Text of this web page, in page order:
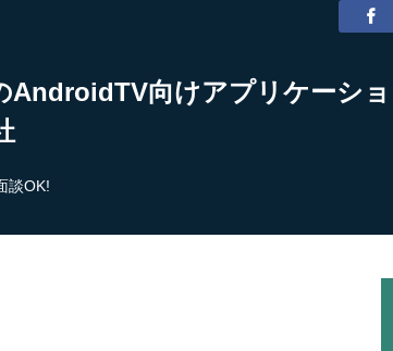
AndroidTV向けアプリケーシ
談OK!